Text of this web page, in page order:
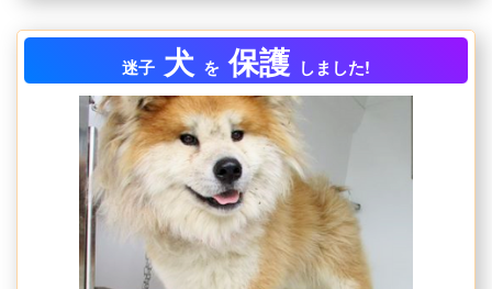
迷子 犬 を 保護 しました!